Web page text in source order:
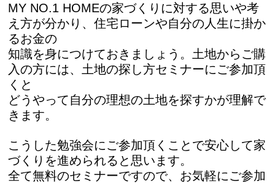
MY NO.1 HOMEの家づくりに対する思いや考
え方が分かり、住宅ローンや自分の人生に掛か
るお金の
知識を身につけておきましょう。土地からご購
入の方には、土地の探し方セミナーにご参加頂
くと
どうやって自分の理想の土地を探すかが理解で
きます。
こうした勉強会にご参加頂くことで安心して家
づくりを進められると思います。
全て無料のセミナーですので、お気軽にご参加